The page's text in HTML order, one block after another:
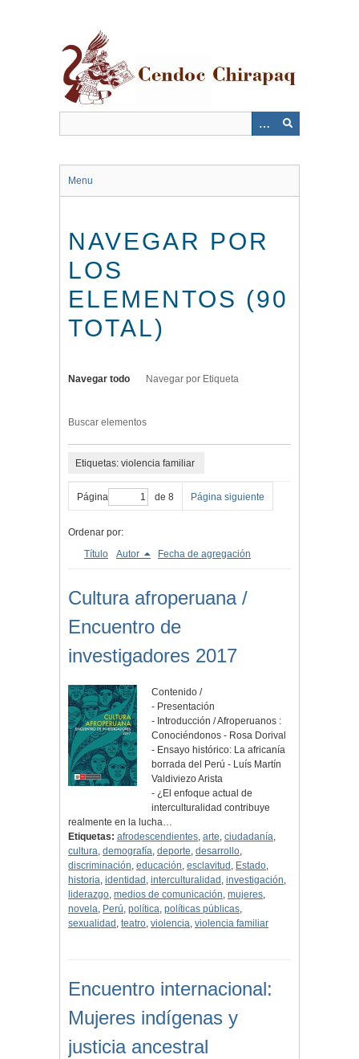
Menu
NAVEGAR POR
LOS
ELEMENTOS (90
TOTAL)
Navegar todo Navegar por Etiqueta
Buscar elementos
Etiquetas: violencia familiar
Página de 8 Página siguiente
Ordenar por:
Título
Autor Fecha de agregación
Cultura afroperuana /
Encuentro de
investigadores 2017
Contenido /
- Presentación
- Introducción / Afroperuanos :
Conociéndonos - Rosa Dorival
- Ensayo histórico: La africanía
borrada del Perú - Luís Martín
Valdiviezo Arista
- ¿El enfoque actual de
interculturalidad contribuye
realmente en la lucha…
Etiquetas: afrodescendientes, arte, ciudadanía,
cultura, demografía, deporte, desarrollo,
discriminación, educación, esclavitud , Estado,
historia, identidad , interculturalidad , investigación,
liderazgo, medios de comunicación, mujeres,
novela, Perú, política, políticas públicas,
sexualidad , teatro, violencia, violencia familiar
Encuentro internacional:
Mujeres indígenas y
justicia ancestral